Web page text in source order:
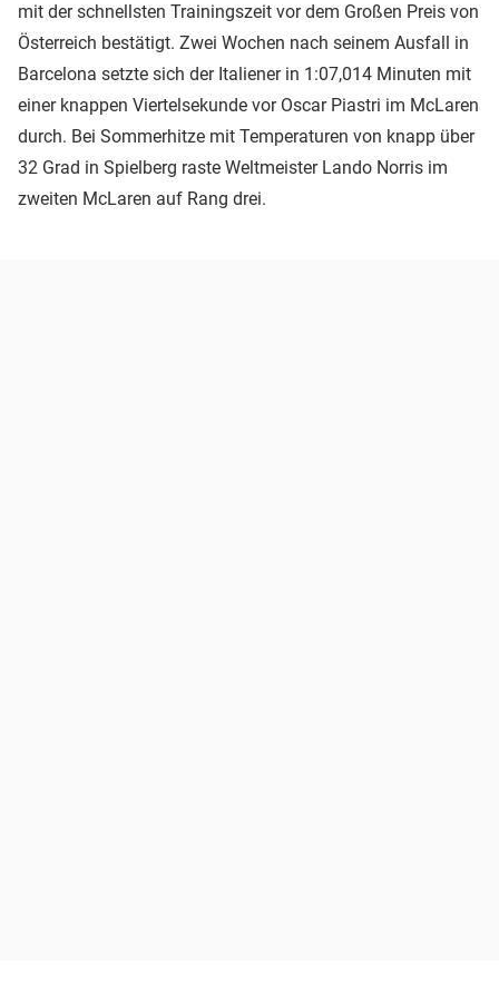
mit der schnellsten Trainingszeit vor dem Großen Preis von
Österreich bestätigt. Zwei Wochen nach seinem Ausfall in
Barcelona setzte sich der Italiener in 1:07,014 Minuten mit
einer knappen Viertelsekunde vor Oscar Piastri im McLaren
durch. Bei Sommerhitze mit Temperaturen von knapp über
32 Grad in Spielberg raste Weltmeister Lando Norris im
zweiten McLaren auf Rang drei.